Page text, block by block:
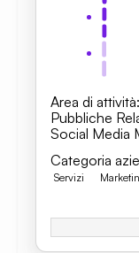
Area di attività:
Pubbliche
Social Media
Categoria
Servizi